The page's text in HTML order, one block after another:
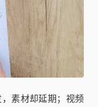
素材却延期；视频